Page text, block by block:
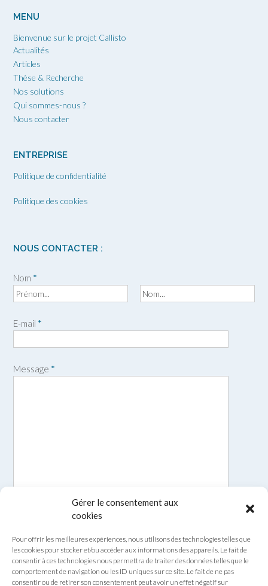
Gérer le consentement aux
cookies
Pour offrir les meilleures expériences, nous utilisons des technologies telles que
les cookies pour stocker et/ou accéder aux informations des appareils. Le fait de
consentir à ces technologies nous permettra de traiter des données telles que le
comportement de navigation ou les ID uniques sur ce site. Le fait de ne pas
consentir ou de retirer son consentement peut avoir un effet négatif sur
MENU
Bienvenue sur le projet Callisto
Actualités
Articles
Thèse & Recherche
Nos solutions
Qui sommes-nous ?
Nous contacter
ENTREPRISE
Politique de confidentialité
Politique des cookies
NOUS CONTACTER :
Nom *
é
E-mail *
Message *